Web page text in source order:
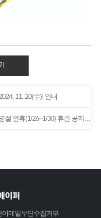
11. 20(수)] 안내
※ 전주한지박물관 설 명절 연휴(1/26~1/30) 휴관 공지 ※
이메일무단수집거부